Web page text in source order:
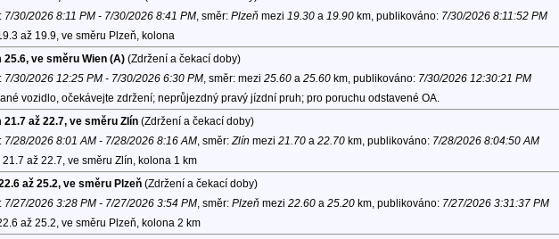
7/30/2026 8:11 PM - 7/30/2026 8:41 PM, směr: Plzeňmezi 19.30a 19.90km, publikováno: 7/30/2026 8:11:52 PM
až 19.9, ve směru Plzeň, kolona
25.6, ve směru Wien (A)(Zdržení a čekací doby)
7/30/2026 12:25 PM - 7/30/2026 6:30 PM, směr: mezi 25.60a 25.60km, publikováno: 7/30/2026 12:30:21 PM
vozidlo, očekávejte zdržení; neprůjezdný pravý jízdní pruh; pro poruchu odstavené OA.
21.7 až 22.7, ve směru Zlín(Zdržení a čekací doby)
7/28/2026 8:01 AM - 7/28/2026 8:16 AM, směr:Zlín mezi 21.70a 22.70km, publikováno: 7/28/2026 8:04:50 AM
21.7 až 22.7, ve směru Zlín, kolona 1 km
až 25.2, ve směru Plzeň(Zdržení a čekací doby)
7/27/2026 3:28 PM - 7/27/2026 3:54 PM, směr: Plzeňmezi 22.60a 25.20km, publikováno: 7/27/2026 3:31:37 PM
až 25.2, ve směru Plzeň, kolona 2 km